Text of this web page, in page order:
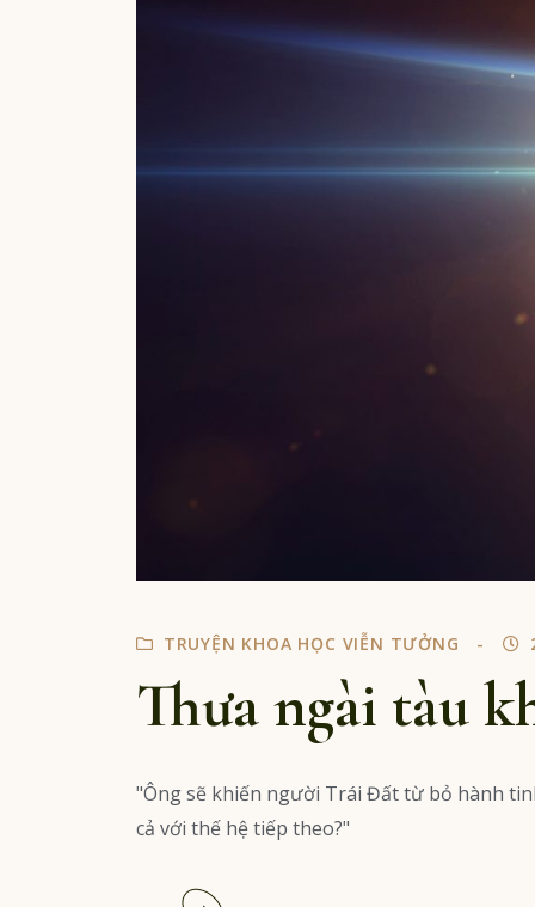
TRUYỆN KHOA HỌC VIỄN TƯỞNG
Thưa ngài tàu
"Ông sẽ khiến người Trái Đất từ bỏ hành
cả với thế hệ tiếp theo?"